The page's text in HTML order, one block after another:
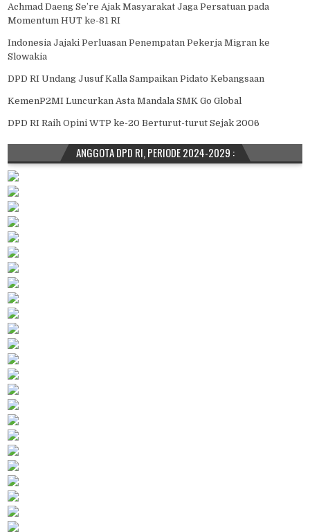
Achmad Daeng Se’re Ajak Masyarakat Jaga Persatuan pada
Momentum HUT ke-81 RI
Indonesia Jajaki Perluasan Penempatan Pekerja Migran ke
Slowakia
DPD RI Undang Jusuf Kalla Sampaikan Pidato Kebangsaan
KemenP2MI Luncurkan Asta Mandala SMK Go Global
DPD RI Raih Opini WTP ke-20 Berturut-turut Sejak 2006
ANGGOTA DPD RI, PERIODE 2024-2029 :